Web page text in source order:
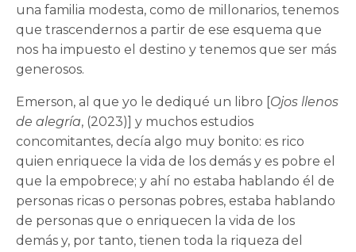
una familia modesta, como de millonarios, tenemos
que trascendernos a partir de ese esquema que
nos ha impuesto el destino y tenemos que ser más
generosos.
Emerson, al que yo le dediqué un libro [ Ojos llenos
de alegría, (2023)] y muchos estudios
concomitantes, decía algo muy bonito: es rico
quien enriquece la vida de los demás y es pobre el
que la empobrece; y ahí no estaba hablando él de
personas ricas o personas pobres, estaba hablando
de personas que o enriquecen la vida de los
demás y, por tanto, tienen toda la riqueza del